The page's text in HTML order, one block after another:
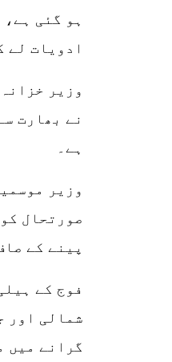
ہو گئی
ادویات لے
وزیر
نے بھارت
ہے۔
وزیر
صورتحال
پینے کے
فوج کے
شمالی اور
گرانے میں